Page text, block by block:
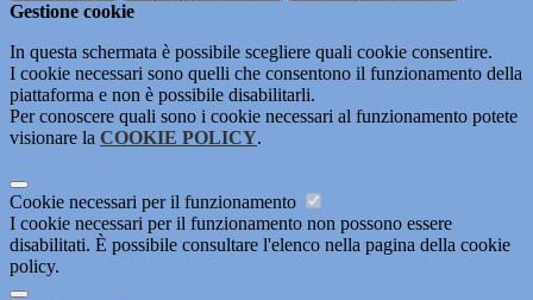
Gestione cookie
In questa schermata è possibile scegliere quali cookie consentire.
I cookie necessari sono quelli che consentono il funzionamento della
piattaforma e non è possibile disabilitarli.
Per conoscere quali sono i cookie necessari al funzionamento potete
visionare la COOKIE POLICY.
Cookie necessari per il funzionamento
I cookie necessari per il funzionamento non possono essere
disabilitati. È possibile consultare l'elenco nella pagina della cookie
policy.